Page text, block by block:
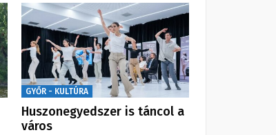
GYŐR - KULTÚRA
Huszonegyedszer is táncol a
város